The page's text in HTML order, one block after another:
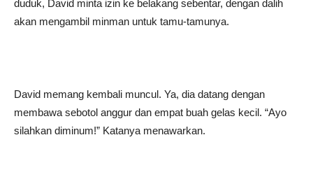
duduk, David minta izin ke belakang sebentar, dengan dalih
akan mengambil minman untuk tamu-tamunya.
David memang kembali muncul. Ya, dia datang dengan
membawa sebotol anggur dan empat buah gelas kecil. “Ayo
silahkan diminum!” Katanya menawarkan.